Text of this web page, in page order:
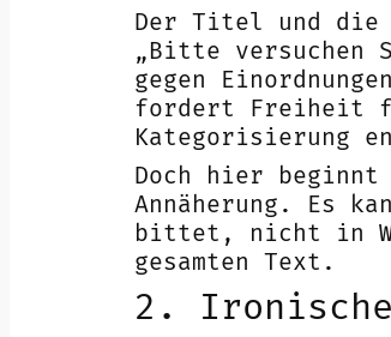
Der Titel und die
„Bitte
gegen
fordert Freiheit
Kategorisierung
Doch hier
Annäherung. Es
bittet, nicht in
gesamten Text.
2.